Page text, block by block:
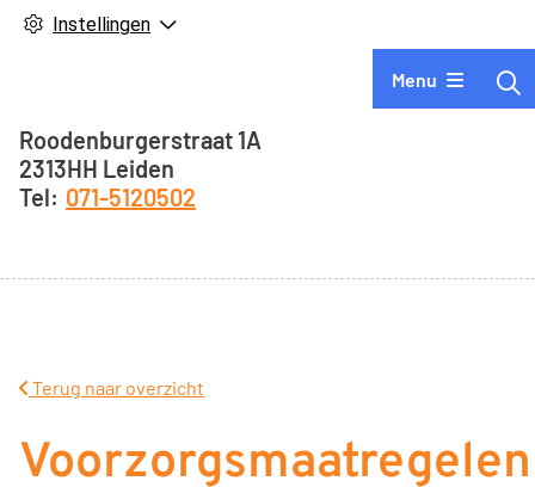
Instellingen
Hoofdmenu
Menu
Adresgegevens
Roodenburgerstraat 1A
2313HH Leiden
071-5120502
Terug naar overzicht
Voorzorgsmaatregelen